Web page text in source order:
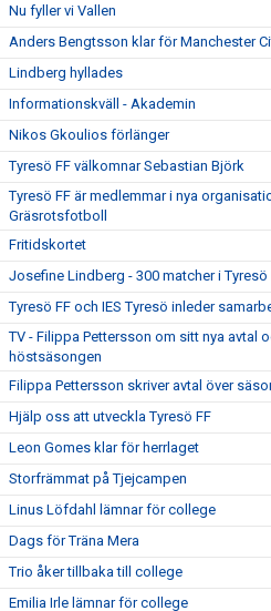
Nu fyller vi Vallen
Anders Bengtsson klar för Manchester
Lindberg hyllades
Informationskväll - Akademin
Nikos Gkoulios förlänger
Tyresö FF välkomnar Sebastian Björk
Tyresö FF är medlemmar i nya
Gräsrotsfotboll
Fritidskortet
Josefine Lindberg - 300 matcher i Tyresö
Tyresö FF och IES Tyresö inleder
TV - Filippa Pettersson om sitt nya avtal
höstsäsongen
Filippa Pettersson skriver avtal över
Hjälp oss att utveckla Tyresö FF
Leon Gomes klar för herrlaget
Storfrämmat på Tjejcampen
Linus Löfdahl lämnar för college
Dags för Träna Mera
Trio åker tillbaka till college
Emilia Irle lämnar för college